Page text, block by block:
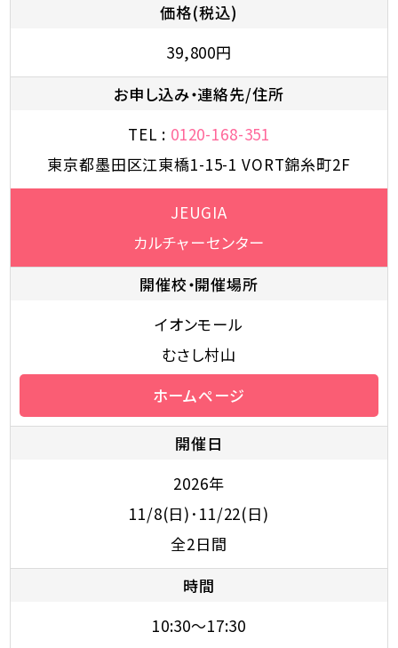
価格(税込)
39,800円
お申し込み・連絡先/住所
TEL : 0120-168-351
東京都墨田区江東橋1-15-1 VORT錦糸町2F
JEUGIA
カルチャーセンター
開催校・開催場所
イオンモール
むさし村山
ホームページ
開催日
2026年
11/8(日)･11/22(日)
全2日間
時間
10:30～17:30